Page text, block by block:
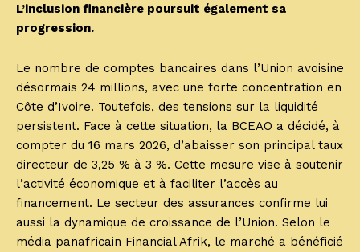
L’inclusion financière poursuit également sa
progression.
Le nombre de comptes bancaires dans l’Union avoisine
désormais 24 millions, avec une forte concentration en
Côte d’Ivoire. Toutefois, des tensions sur la liquidité
persistent. Face à cette situation, la BCEAO a décidé, à
compter du 16 mars 2026, d’abaisser son principal taux
directeur de 3,25 % à 3 %. Cette mesure vise à soutenir
l’activité économique et à faciliter l’accès au
financement. Le secteur des assurances confirme lui
aussi la dynamique de croissance de l’Union. Selon le
média panafricain Financial Afrik, le marché a bénéficié